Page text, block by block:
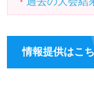
情報提供はこ